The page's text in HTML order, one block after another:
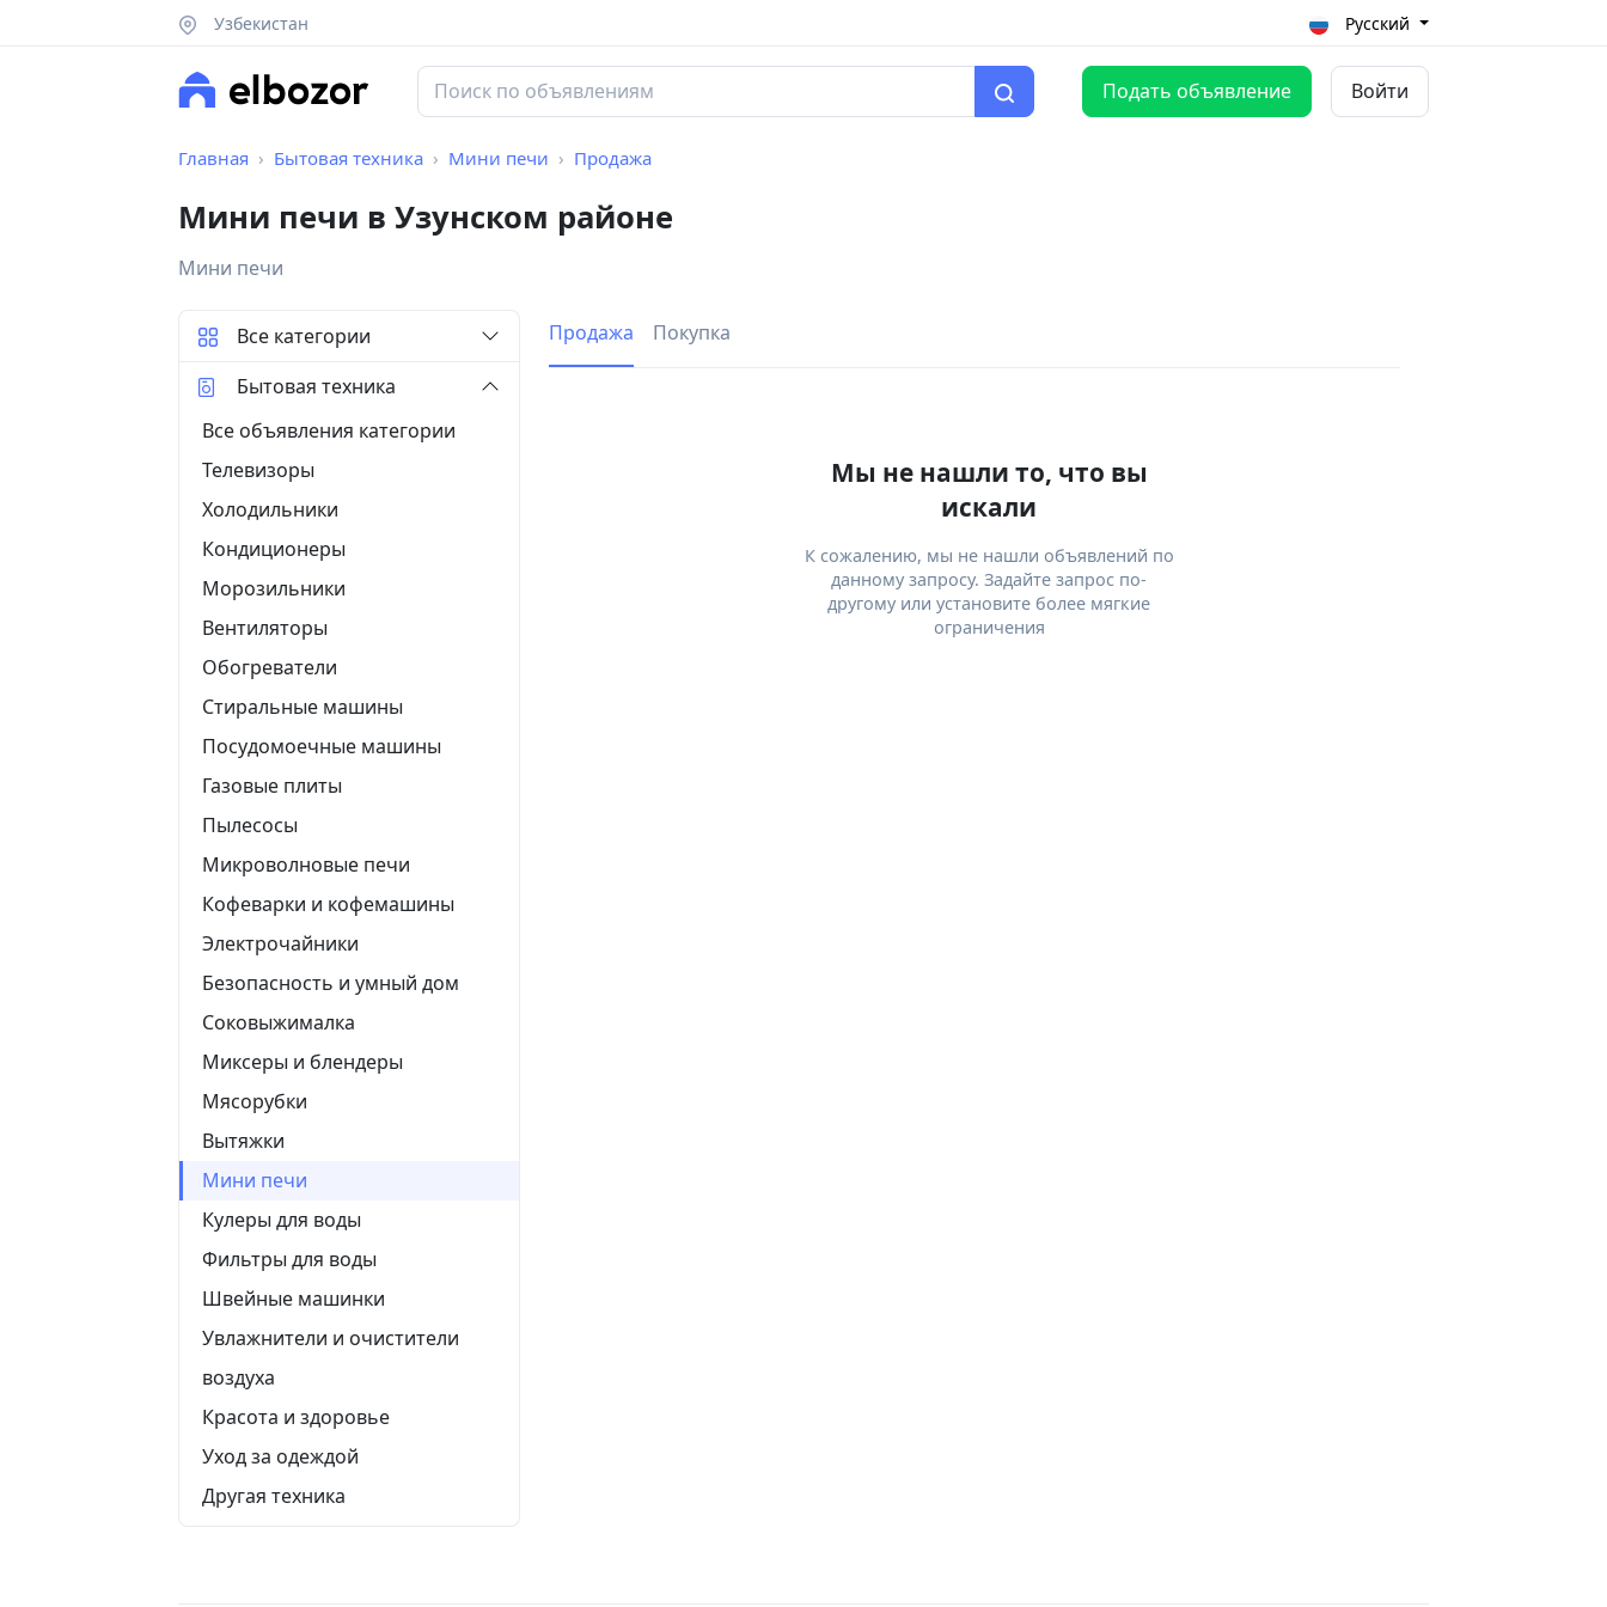
Узбекистан Русский
Подать объявление Войти
Главная Бытовая техника Мини печи Продажа
Мини печи в Узунском районе
Мини печи
Продажа Покупка
Мы не нашли то, что вы
искали
К сожалению, мы не нашли объявлений по
данному запросу. Задайте запрос по-
другому или установите более мягкие
ограничения
Все категории
Бытовая техника
Все объявления категории
Телевизоры
Холодильники
Кондиционеры
Морозильники
Вентиляторы
Обогреватели
Стиральные машины
Посудомоечные машины
Газовые плиты
Пылесосы
Микроволновые печи
Кофеварки и кофемашины
Электрочайники
Безопасность и умный дом
Соковыжималка
Миксеры и блендеры
Мясорубки
Вытяжки
Мини печи
Кулеры для воды
Фильтры для воды
Швейные машинки
Увлажнители и очистители
воздуха
Красота и здоровье
Уход за одеждой
Другая техника